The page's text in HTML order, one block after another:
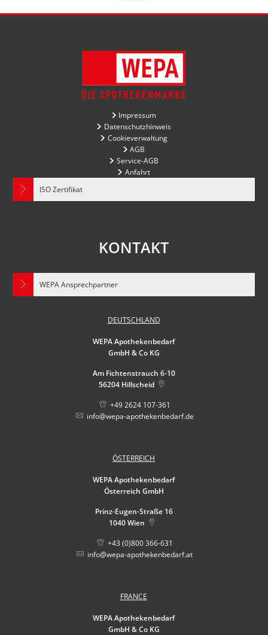
Impressum
Datenschutzhinweis
Cookieverwaltung
AGB
Service-AGB
Anfahrt
ISO Zertifikat
KONTAKT
WEPA Ansprechpartner
DEUTSCHLAND
WEPA Apothekenbedarf
GmbH & Co KG
Am Fichtenstrauch 6-10
56204 Hillscheid
+49 2624 107-361
info@wepa-apothekenbedarf.de
ÖSTERREICH
WEPA Apothekenbedarf
Österreich GmbH
Prinz-Eugen-Straße 16
1040 Wien
+43 (0)800 366-631
info@wepa-apothekenbedarf.at
FRANCE
WEPA Apothekenbedarf
GmbH & Co KG